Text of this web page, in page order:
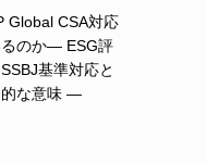
Global CSA対応
のか― ESG評
基準対応と
的な意味 ―